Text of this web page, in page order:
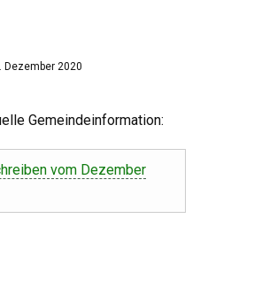
2020
Gemeindeinformation:
vom Dezember